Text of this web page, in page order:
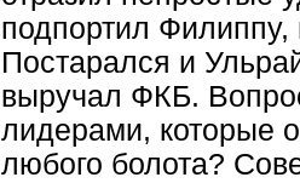
подпортил Филиппу,
Постарался и
выручал ФКБ.
лидерами, которые
любого болота?